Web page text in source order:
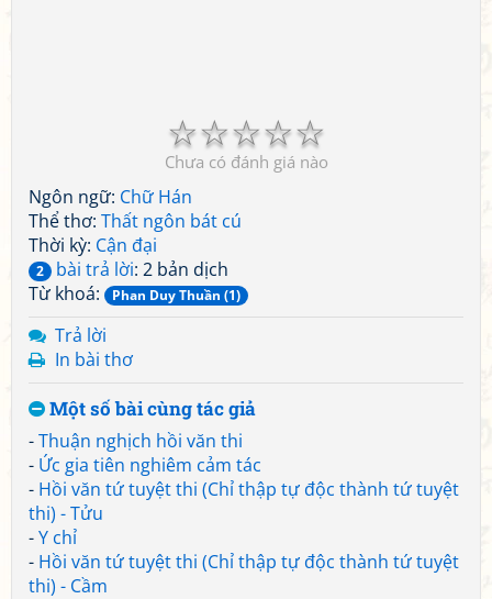
☆
☆
☆
☆
☆
Chưa có đánh giá nào
Ngôn ngữ: Chữ Hán
Thể thơ: Thất ngôn bát cú
Thời kỳ: Cận đại
2 bài trả lời: 2 bản dịch
Từ khoá:
Phan Duy Thuần (1)
Trả lời
In bài thơ
Một số bài cùng tác giả
-Thuận nghịch hồi văn thi
- Ức gia tiên nghiêm cảm tác
- Hồi văn tứ tuyệt thi (Chỉ thập tự độc thành tứ tuyệt
thi) - Tửu
-Y chỉ
- Hồi văn tứ tuyệt thi (Chỉ thập tự độc thành tứ tuyệt
thi) - Cầm